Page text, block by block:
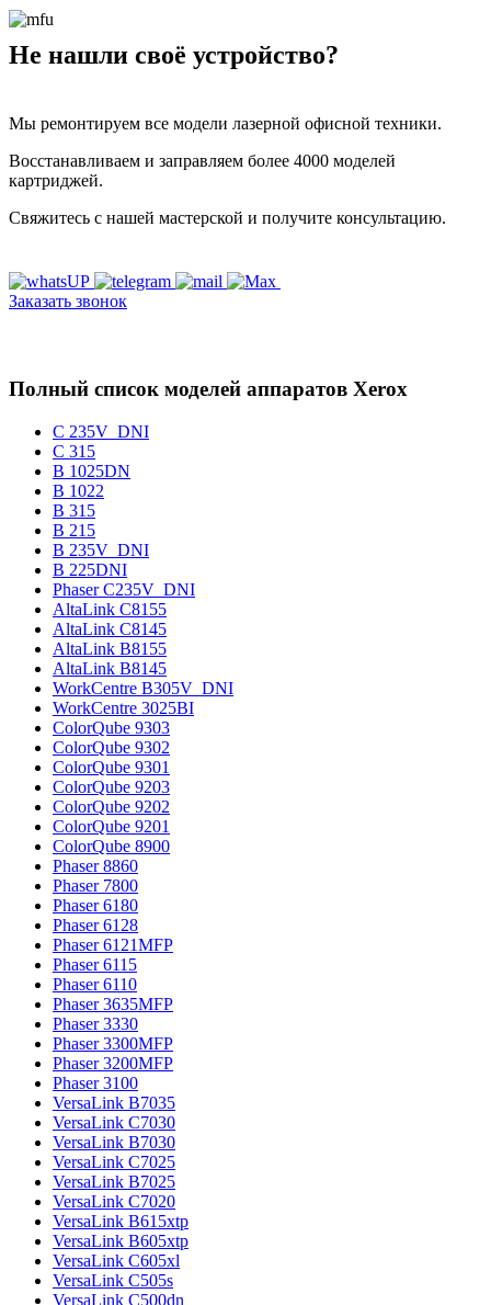
Не нашли своё устройство?
Мы ремонтируем все модели лазерной офисной техники.
Восстанавливаем и заправляем более 4000 моделей
картриджей.
Свяжитесь с нашей мастерской и получите консультацию.
Заказать звонок
Полный список моделей аппаратов Xerox
C 235V_DNI
C 315
B 1025DN
B 1022
B 315
B 215
B 235V_DNI
B 225DNI
Phaser C235V_DNI
AltaLink C8155
AltaLink C8145
AltaLink B8155
AltaLink B8145
WorkCentre B305V_DNI
WorkCentre 3025BI
ColorQube 9303
ColorQube 9302
ColorQube 9301
ColorQube 9203
ColorQube 9202
ColorQube 9201
ColorQube 8900
Phaser 8860
Phaser 7800
Phaser 6180
Phaser 6128
Phaser 6121MFP
Phaser 6115
Phaser 6110
Phaser 3635MFP
Phaser 3330
Phaser 3300MFP
Phaser 3200MFP
Phaser 3100
VersaLink B7035
VersaLink C7030
VersaLink B7030
VersaLink C7025
VersaLink B7025
VersaLink C7020
VersaLink B615xtp
VersaLink B605xtp
VersaLink C605xl
VersaLink C505s
VersaLink C500dn